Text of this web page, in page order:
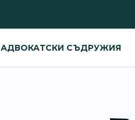
АДВОКАТСКИ СЪДРУЖИЯ